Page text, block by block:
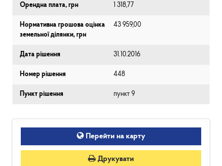
Орендна плата, грн 1 318,77
Нормативна грошова оцінка
земельної ділянки, грн
43 959,00
Дата рішення 31.10.2016
Номер рішення 448
Пункт рішення пункт 9
Перейти на карту
Друкувати